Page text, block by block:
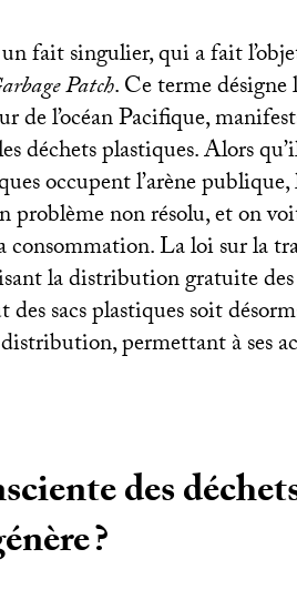
fait singulier, qui a fait
Patch. Ce terme désigne
l’océan Pacifique,
déchets plastiques. Alors
occupent l’arène
problème non résolu, et on
La loi sur la
la distribution gratuite des
sacs plastiques soit
permettant à ses
des
?